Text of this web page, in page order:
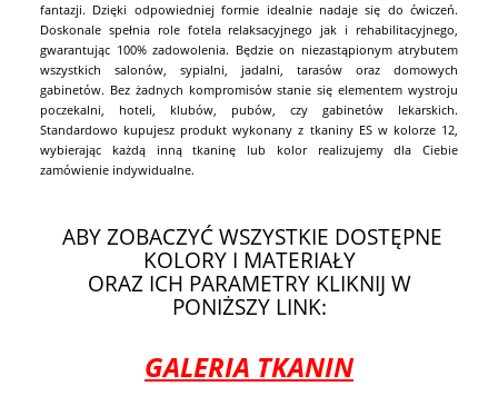
fantazji. Dzięki odpowiedniej formie idealnie nadaje się do ćwiczeń.
Doskonale spełnia role fotela relaksacyjnego jak i rehabilitacyjnego,
gwarantując 100% zadowolenia. Będzie on niezastąpionym atrybutem
wszystkich salonów, sypialni, jadalni, tarasów oraz domowych
gabinetów. Bez żadnych kompromisów stanie się elementem wystroju
poczekalni, hoteli, klubów, pubów, czy gabinetów lekarskich.
Standardowo kupujesz produkt wykonany z tkaniny ES w kolorze 12,
wybierając każdą inną tkaninę lub kolor realizujemy dla Ciebie
zamówienie indywidualne.
ABY ZOBACZYĆ WSZYSTKIE DOSTĘPNE
KOLORY I MATERIAŁY
ORAZ ICH PARAMETRY KLIKNIJ W
PONIŻSZY LINK:
GALERIA TKANIN